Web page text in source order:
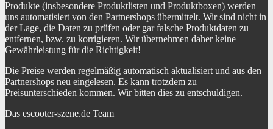
Produkte (insbesondere Produktlisten und Produktboxen) werden
uns automatisiert von den Partnershops übermittelt. Wir sind nicht in
der Lage, die Daten zu prüfen oder gar falsche Produktdaten zu
entfernen, bzw. zu korrigieren. Wir übernehmen daher keine
Gewährleistung für die Richtigkeit!
Die Preise werden regelmäßig automatisch aktualisiert und aus den
Partnershops neu eingelesen. Es kann trotzdem zu
Preisunterschieden kommen. Wir bitten dies zu entschuldigen.
Das escooter-szene.de Team